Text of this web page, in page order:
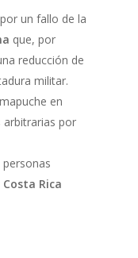
un fallo de la
que, por
reducción de
militar.
en
arbitrarias por
Costa Rica